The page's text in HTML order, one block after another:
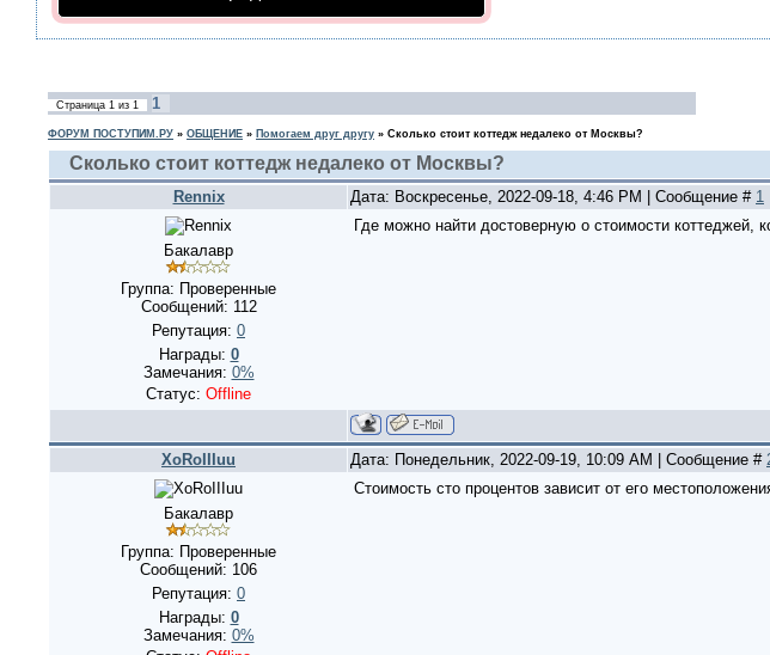
Страница 1 из 1 1
ФОРУМ ПОСТУПИМ.РУ » ОБЩЕНИЕ » Помогаем друг другу » Сколько стоит коттедж недалеко от Москвы?
Сколько стоит коттедж недалеко от Москвы?
Rennix Дата: Воскресенье, 2022-09-18, 4:46 PM | Сообщение # 1
Бакалавр
Группа: Проверенные
Сообщений: 112
Репутация: 0
Награды: 0
Замечания: 0%
Статус: Offline
Где можно найти достоверную о стоимости коттеджей,
XoRoIIIuu Дата: Понедельник, 2022-09-19, 10:09 AM | Сообщение #
Бакалавр
Группа: Проверенные
Сообщений: 106
Репутация: 0
Награды: 0
Замечания: 0%
Стоимость сто процентов зависит от его